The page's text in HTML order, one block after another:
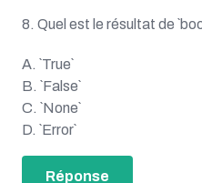
8. Quel est le résultat de
A. `True`
B. `False`
C. `None`
D. `Error`
Réponse